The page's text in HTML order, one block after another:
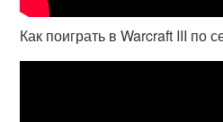
Как поиграть в Warcraft III по